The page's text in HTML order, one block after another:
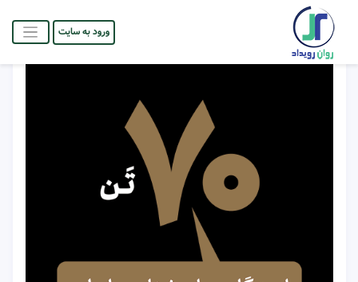
ورود به سایت